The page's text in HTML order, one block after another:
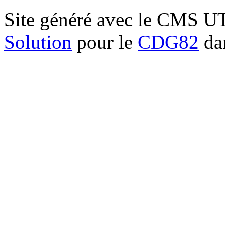
Site généré avec le CMS
Solution pour le CDG82